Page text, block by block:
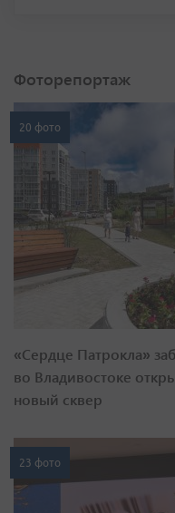
Фоторепортаж
20 фото
«Сердце Патрокла»
во Владивостоке
новый сквер
23 фото